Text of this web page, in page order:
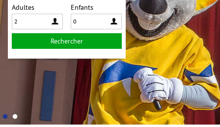
Adultes Enfants
Rechercher